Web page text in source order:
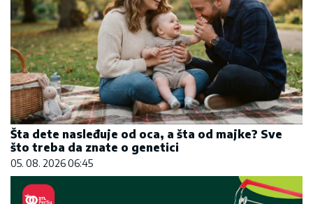
Šta dete nasleđuje od oca, a šta od majke? Sve
što treba da znate o genetici
05. 08. 2026 06:45